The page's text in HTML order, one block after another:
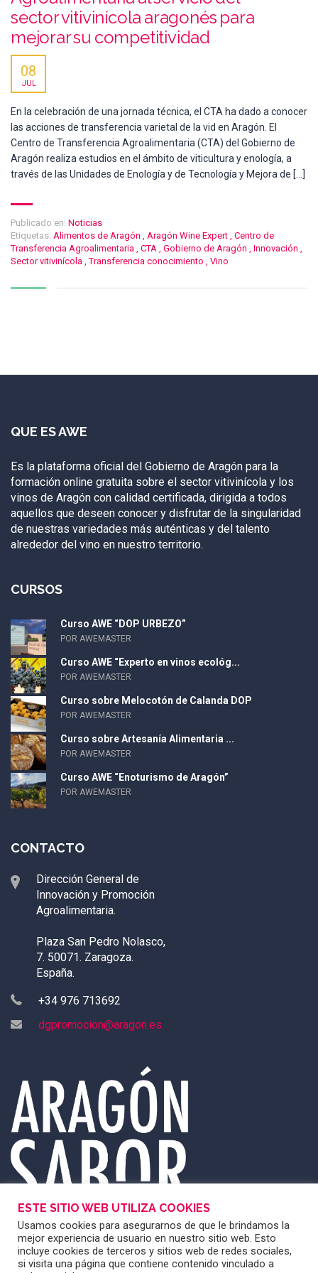
sector vitivinícola aragonés para
mejorar su competitividad
08
JUL
En la celebración de una jornada técnica, el CTA ha dado a conocer
las acciones de transferencia varietal de la vid en Aragón. El
Centro de Transferencia Agroalimentaria (CTA) del Gobierno de
Aragón realiza estudios en el ámbito de viticultura y enología, a
través de las Unidades de Enología y de Tecnología y Mejora de […]
Publicado en: Noticias
Etiquetas: Alimentos de Aragón , Aragón Wine Expert , Centro de
Transferencia Agroalimentaria , CTA , Gobierno de Aragón , Innovación ,
Sector vitivinícola , Transferencia conocimiento , Vino
QUE ES AWE
Es la plataforma oficial del Gobierno de Aragón para la
formación online gratuita sobre el sector vitivinícola y los
vinos de Aragón con calidad certificada, dirigida a todos
aquellos que deseen conocer y disfrutar de la singularidad
de nuestras variedades más auténticas y del talento
alrededor del vino en nuestro territorio.
CURSOS
Curso AWE “DOP URBEZO”
POR AWEMASTER
Curso AWE “Experto en vinos ecológ...
POR AWEMASTER
Curso sobre Melocotón de Calanda DOP
POR AWEMASTER
Curso sobre Artesanía Alimentaria ...
POR AWEMASTER
Curso AWE “Enoturismo de Aragón”
POR AWEMASTER
CONTACTO
Dirección General de
Innovación y Promoción
Agroalimentaria.
Plaza San Pedro Nolasco,
7. 50071. Zaragoza.
España.
+34 976 713692
dgpromocion@aragon.es
ESTE SITIO WEB UTILIZA COOKIES
Usamos cookies para asegurarnos de que le brindamos la
mejor experiencia de usuario en nuestro sitio web. Esto
incluye cookies de terceros y sitios web de redes sociales,
si visita una página que contiene contenido vinculado a